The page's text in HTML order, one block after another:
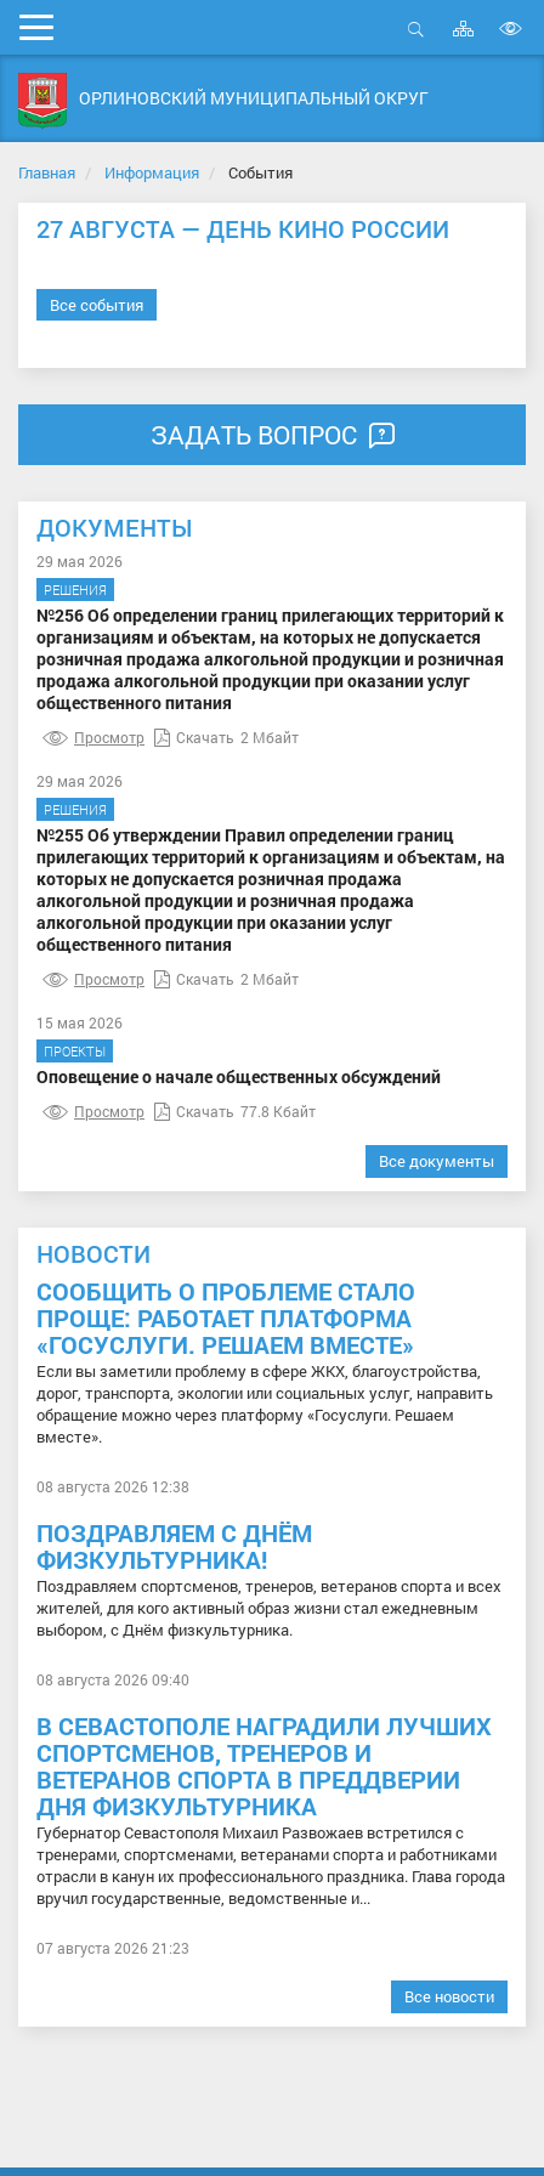
Мобильное
меню
Открыть
Карта
сайта
ОРЛИНОВСКИЙ МУНИЦИПАЛЬНЫЙ ОКРУГ
Главная Информация События
27 АВГУСТА — ДЕНЬ КИНО РОССИИ
Все события
ЗАДАТЬ ВОПРОС
ДОКУМЕНТЫ
29 мая 2026
РЕШЕНИЯ
№256 Об определении границ прилегающих территорий к
организациям и объектам, на которых не допускается
розничная продажа алкогольной продукции и розничная
продажа алкогольной продукции при оказании услуг
общественного питания
Просмотр Скачать 2 Мбайт
29 мая 2026
РЕШЕНИЯ
№255 Об утверждении Правил определении границ
прилегающих территорий к организациям и объектам, на
которых не допускается розничная продажа
алкогольной продукции и розничная продажа
алкогольной продукции при оказании услуг
общественного питания
Просмотр Скачать 2 Мбайт
15 мая 2026
ПРОЕКТЫ
Оповещение о начале общественных обсуждений
Просмотр Скачать 77.8 Кбайт
Все документы
НОВОСТИ
СООБЩИТЬ О ПРОБЛЕМЕ СТАЛО
ПРОЩЕ: РАБОТАЕТ ПЛАТФОРМА
«ГОСУСЛУГИ. РЕШАЕМ ВМЕСТЕ»
Если вы заметили проблему в сфере ЖКХ, благоустройства,
дорог, транспорта, экологии или социальных услуг, направить
обращение можно через платформу «Госуслуги. Решаем
вместе».
08 августа 2026 12:38
ПОЗДРАВЛЯЕМ С ДНЁМ
ФИЗКУЛЬТУРНИКА!
Поздравляем спортсменов, тренеров, ветеранов спорта и всех
жителей, для кого активный образ жизни стал ежедневным
выбором, с Днём физкультурника.
08 августа 2026 09:40
В СЕВАСТОПОЛЕ НАГРАДИЛИ ЛУЧШИХ
СПОРТСМЕНОВ, ТРЕНЕРОВ И
ВЕТЕРАНОВ СПОРТА В ПРЕДДВЕРИИ
ДНЯ ФИЗКУЛЬТУРНИКА
Губернатор Севастополя Михаил Развожаев встретился с
тренерами, спортсменами, ветеранами спорта и работниками
отрасли в канун их профессионального праздника. Глава города
вручил государственные, ведомственные и...
07 августа 2026 21:23
Все новости